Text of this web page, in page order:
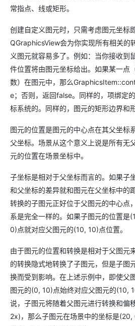
常指点、线或矩形。
创建自定义图元时，只需考虑图元坐标
QGraphicsView会为你实现所有相关的
义图元就容易多了。例如：当你接收到
件位置将由图元坐标给出。如果某一点
数）在图元中，那么
e；否则，返回false。同样的，项绑定
标系统的。同样的，图元的矩形边界和
图元的位置是图元的中心点在其父坐标
父坐标。场景从这个意义上说是所有无
元的位置在场景坐标中。
子坐标是相对于父坐标而言的。如果子
和父坐标的差异就和图元在父坐标中的
转换的子图元正好位于父图元的中心点
系是完全一样的。如果子图元的位置是
0)点就对应父图元的(10, 10)点位置。
由于图元的位置和转换是相对于父图元
的转换隐式地转换了子图元，但是子图
换而受到影响。在上述示例中，即使父
图元的(0, 10)点始终对应父图元的(10,
说，子图元将随着父图元进行转换和偏
2x)，那么子图元在场景中的坐标是